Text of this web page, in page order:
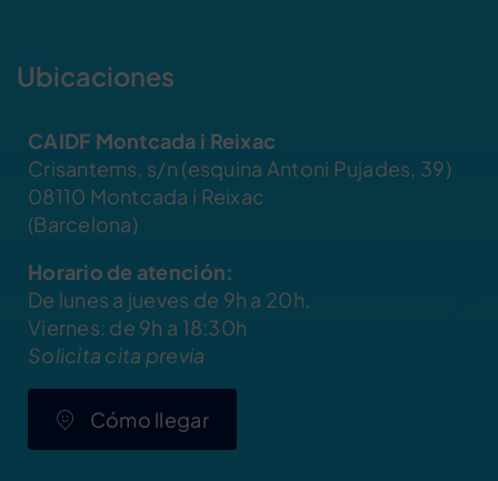
Ubicaciones
CAIDF Montcada i Reixac
Crisantems, s/n (esquina Antoni Pujades, 39)
08110 Montcada i Reixac
(Barcelona)
Horario de atención:
De lunes a jueves de 9h a 20h.
Viernes: de 9h a 18:30h
Solicita cita previa
Cómo llegar